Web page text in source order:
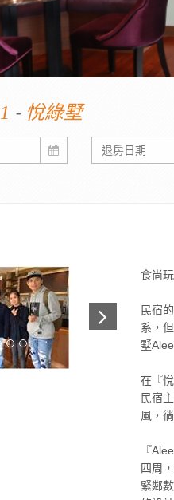
- 悅綠墅
食尚
民宿
系，
墅
在『
民宿
風，
『
四周
緊鄰